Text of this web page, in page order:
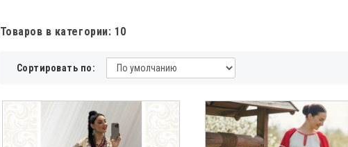
Товаров в категории: 10
Сортировать по: